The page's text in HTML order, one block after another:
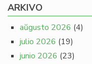
ARKIVO
aŭgusto 2026 (4)
julio 2026 (19)
junio 2026 (23)